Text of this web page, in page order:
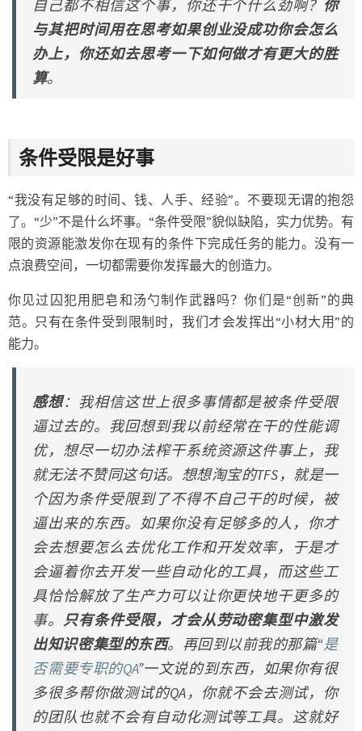
自己都不相信这个事，你还干个什么劲啊？ 你
与其把时间用在思考如果创业没成功你会怎么
办上，你还如去思考一下如何做才有更大的胜
算。
条件受限是好事
“我没有足够的时间、钱、人手、经验”。不要现无谓的抱怨
了。“少”不是什么坏事。“条件受限”貌似缺陷，实力优势。有
限的资源能激发你在现有的条件下完成任务的能力。没有一
点浪费空间，一切都需要你发挥最大的创造力。
你见过囚犯用肥皂和汤勺制作武器吗？你们是“创新”的典
范。只有在条件受到限制时，我们才会发挥出“小材大用”的
能力。
感想：我相信这世上很多事情都是被条件受限
逼过去的。我回想到我以前经常在干的性能调
优，想尽一切办法榨干系统资源这件事上，我
就无法不赞同这句话。想想淘宝的TFS，就是一
个因为条件受限到了不得不自己干的时候，被
逼出来的东西。如果你没有足够多的人，你才
会去想要怎么去优化工作和开发效率，于是才
会逼着你去开发一些自动化的工具，而这些工
具恰恰解放了生产力可以让你更快地干更多的
事。 只有条件受限，才会从劳动密集型中激发
出知识密集型的东西。再回到以前我的那篇“是
否需要专职的QA”一文说的到东西，如果你有很
多很多帮你做测试的QA，你就不会去测试，你
的团队也就不会有自动化测试等工具。这就好